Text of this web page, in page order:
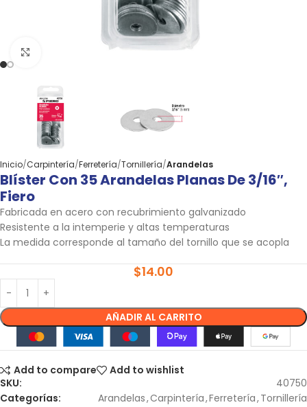
Click to enlarge
Inicio Carpintería Ferretería Tornillería Arandelas
Blíster Con 35 Arandelas Planas De 3/16″,
Fiero
Fabricada en acero con recubrimiento galvanizado
Resistente a la intemperie y altas temperaturas
La medida corresponde al tamaño del tornillo que se acopla
$14.00
AÑADIR AL CARRITO
Add to compare
Add to wishlist
SKU:
40750
Categorías:
Arandelas,Carpintería,Ferretería,Tornillería